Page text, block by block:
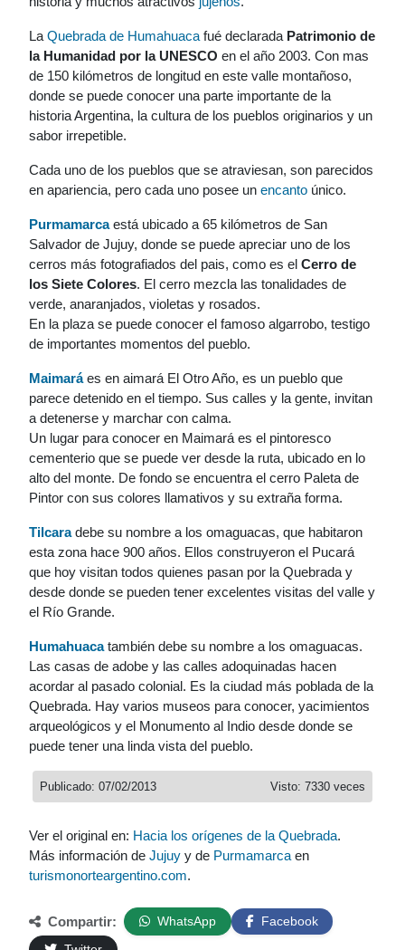
La Quebrada de Humahuaca fué declarada Patrimonio de
la Humanidad por la UNESCO en el año 2003. Con mas
de 150 kilómetros de longitud en este valle montañoso,
donde se puede conocer una parte importante de la
historia Argentina, la cultura de los pueblos originarios y un
sabor irrepetible.
Cada uno de los pueblos que se atraviesan, son parecidos
en apariencia, pero cada uno posee un encanto único.
Purmamarcaestá ubicado a 65 kilómetros de San
Salvador de Jujuy, donde se puede apreciar uno de los
cerros más fotografiados del pais, como es el Cerro de
los Siete Colores. El cerro mezcla las tonalidades de
verde, anaranjados, violetas y rosados.
En la plaza se puede conocer el famoso algarrobo, testigo
de importantes momentos del pueblo.
Maimaráes en aimará El Otro Año, es un pueblo que
parece detenido en el tiempo. Sus calles y la gente, invitan
a detenerse y marchar con calma.
Un lugar para conocer en Maimará es el pintoresco
cementerio que se puede ver desde la ruta, ubicado en lo
alto del monte. De fondo se encuentra el cerro Paleta de
Pintor con sus colores llamativos y su extraña forma.
Tilcaradebe su nombre a los omaguacas, que habitaron
esta zona hace 900 años. Ellos construyeron el Pucará
que hoy visitan todos quienes pasan por la Quebrada y
desde donde se pueden tener excelentes visitas del valle y
el Río Grande.
Humahuacatambién debe su nombre a los omaguacas.
Las casas de adobe y las calles adoquinadas hacen
acordar al pasado colonial. Es la ciudad más poblada de la
Quebrada. Hay varios museos para conocer, yacimientos
arqueológicos y el Monumento al Indio desde donde se
puede tener una linda vista del pueblo.
Visto: 7330 veces
Publicado: 07/02/2013
Ver el original en: Hacia los orígenes de la Quebrada.
Más información de Jujuy y de Purmamarca en
turismonorteargentino.com.
Compartir: WhatsApp
Facebook